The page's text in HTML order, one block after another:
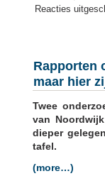
Reacties
Rapporten
maar hier
Twee
van
dieper
tafel.
(more…)